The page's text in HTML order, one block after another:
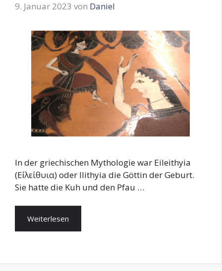
9. Januar 2023 von Daniel
In der griechischen Mythologie war Eileithyia
(Εἰλείθυια) oder Ilithyia die Göttin der Geburt.
Sie hatte die Kuh und den Pfau …
Weiterlesen